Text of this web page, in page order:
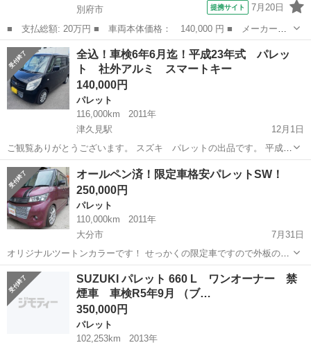
別府市
提携サイト 7月20日
■ 支払総額: 20万円 ■ 車両本体価格： 140,000 円 ■ メーカー
名： スズキ ■ 車種名： パレット ■ グレード名： Ｘ 両側ス
ライド・片側電動 スマートキー ベンチシート ＣＶＴ 盗難防止
システム ＡＢＳ...
大分 別府市 パレット
全込！車検6年6月迄！平成23年式 パレッ
ト 社外アルミ スマートキー
140,000円
パレット
116,000km
2011年
津久見駅
12月1日
ご観覧ありがとうございます。 スズキ パレットの出品です。 平成23
年式 116000キロ 使用中のため距離伸びます。 車検 6年6月 スマー
トキー HDDナビ 社外アルミホイール CVT 個人的にエンジン、足回り
は...
大分 津久見市 津久見駅 パレット エンジン
オールペン済！限定車格安パレットSW！
250,000円
パレット
110,000km
2011年
大分市
7月31日
オリジナルツートンカラーです！ せっかくの限定車ですので外板の塗
装の痛みを良くいたしました。オルタネーターから音が出ていたので
リビルトに交換。ベルトもかえております。 片側電動スライドドアで
す。 ダウンサスが入っておりホイー...
大分 ツートンカラー
SUZUKI パレット 660 L ワンオーナー 禁
煙車 車検R5年9月 （ブ…
350,000円
パレット
102,253km
2013年